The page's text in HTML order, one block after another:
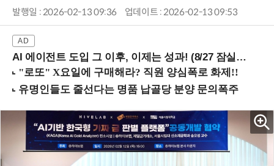
발행일 : 2026-02-13 09:36 업데이트 : 2026-02-13 09:53
AI 에이전트 도입 그 이후, 이제는 성과! (8/27 잠실역)